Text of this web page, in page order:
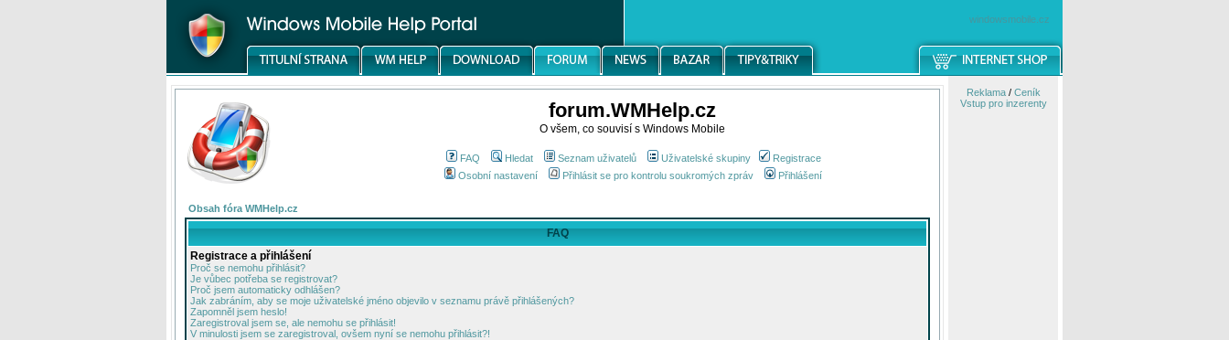
windowsmobile.cz
forum.WMHelp.cz
O všem, co souvisí s Windows Mobile
FAQ Hledat Seznam uživatelů Uživatelské skupiny
Registrace
Osobní nastavení
Přihlásit se pro kontrolu soukromých zpráv Přihlášení
Obsah fóra WMHelp.cz
FAQ
Registrace a přihlášení
Proč se nemohu přihlásit?
Je vůbec potřeba se registrovat?
Proč jsem automaticky odhlášen?
Jak zabráním, aby se moje uživatelské jméno objevilo v seznamu právě přihlášených?
Zapomněl jsem heslo!
Zaregistroval jsem se, ale nemohu se přihlásit!
V minulosti jsem se zaregistroval, ovšem nyní se nemohu přihlásit?!
Reklama/ Ceník
Vstup pro inzerenty